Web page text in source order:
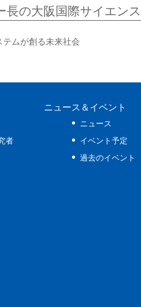
長の大阪国際サイエン
ムが創る未来社会
者
ニュース ＆イベント
ニュース
イベント予定
過去のイベント